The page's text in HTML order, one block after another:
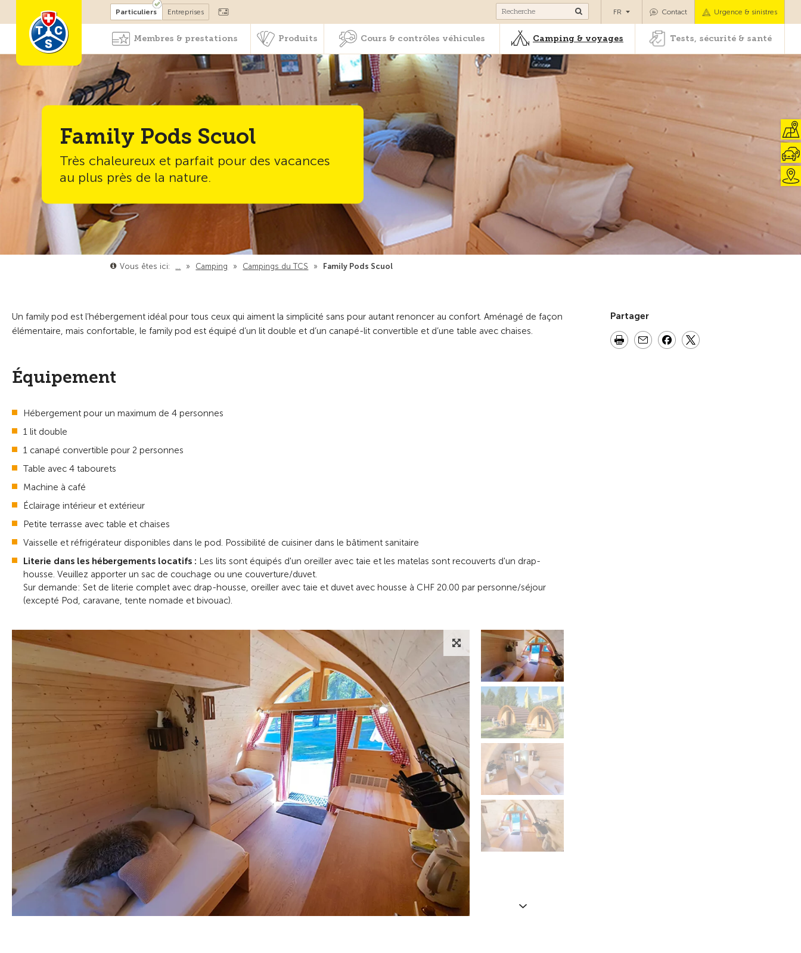
Devenir membre Cours & contrôles véhicules Camping & voyages Tests, sécurité & santé
Particuliers Entreprises Contact Urgence & sinistres
FR
Membres & prestations Produits Cours & contrôles véhicules Camping & voyages Tests, sécurité & santé
Family Pods Scuol
Très chaleureux et parfait pour des vacances
au plus près de la nature.
Vous êtes ici: … » Camping » Campings du TCS » Family Pods Scuol
Un family pod est l’hébergement idéal pour tous ceux qui aiment la simplicité sans pour autant renoncer au confort. Aménagé de façon
élémentaire, mais confortable, le family pod est équipé d’un lit double et d’un canapé-lit convertible et d’une table avec chaises.
Équipement
Hébergement pour un maximum de 4 personnes
1 lit double
1 canapé convertible pour 2 personnes
Table avec 4 tabourets
Machine à café
Éclairage intérieur et extérieur
Petite terrasse avec table et chaises
Vaisselle et réfrigérateur disponibles dans le pod. Possibilité de cuisiner dans le bâtiment sanitaire
Literie dans les hébergements locatifs : Les lits sont équipés d'un oreiller avec taie et les matelas sont recouverts d'un drap-
housse. Veuillez apporter un sac de couchage ou une couverture/duvet.
Sur demande: Set de literie complet avec drap-housse, oreiller avec taie et duvet avec housse à CHF 20.00 par personne/séjour
(excepté Pod, caravane, tente nomade et bivouac).
Partager